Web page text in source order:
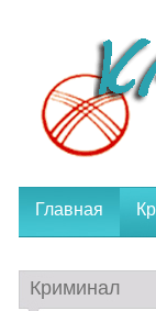
Главная
Криминал